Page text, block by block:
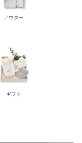
アウター
ギフト